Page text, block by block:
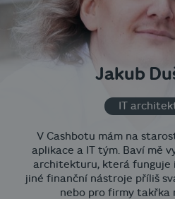
Jakub
IT
V Cashbotu mám na
aplikace a IT tým. Baví mě
architekturu, která funguje
jiné finanční nástroje příliš
nebo pro firmy takřka